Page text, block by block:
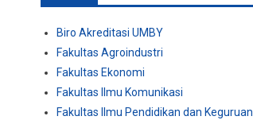
Biro Akreditasi UMBY
Fakultas Agroindustri
Fakultas Ekonomi
Fakultas Ilmu Komunikasi
Fakultas Ilmu Pendidikan dan Keguruan